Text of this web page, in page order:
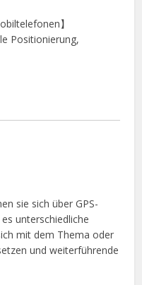
】
Positionierung,
sie sich über GPS-
unterschiedliche
mit dem Thema oder
und weiterführende